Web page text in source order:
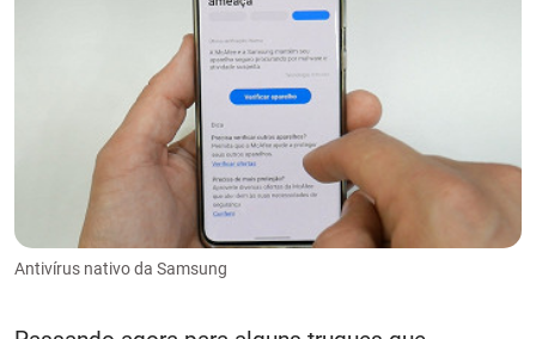
Antivírus nativo da Samsung